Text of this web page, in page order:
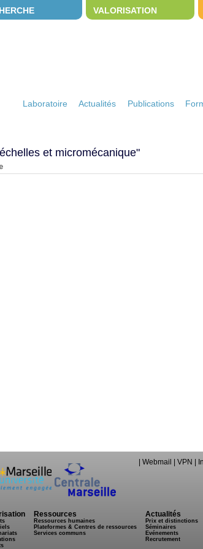
VALORISATION
Laboratoire Actualités Publications
et micromécanique"
|Webmail |VPN
Ressources
Ressources humaines
Plateformes & Centres de ressources
Services communs
Actualités
Prix et distinctions
Séminaires
Evénements
Recrutement